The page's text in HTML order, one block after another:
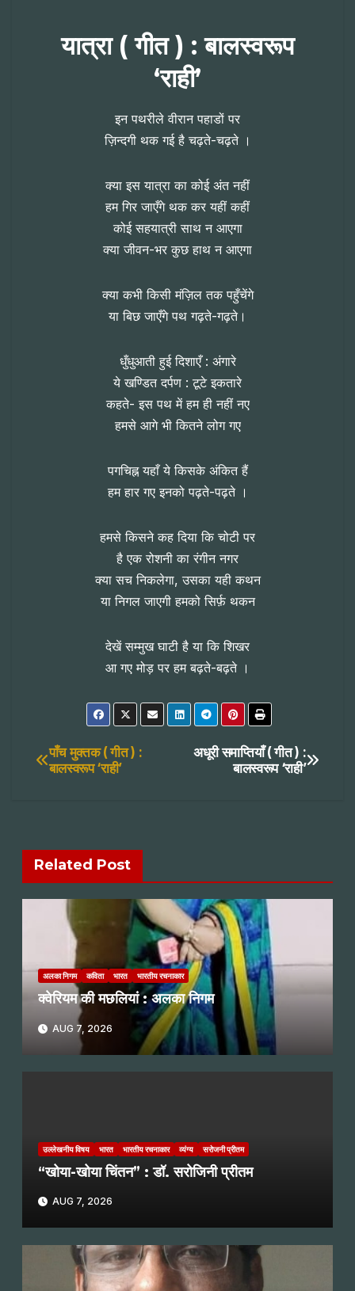
यात्रा ( गीत ) : बालस्वरूप
‘राही’
इन पथरीले वीरान पहाडों पर
ज़िन्दगी थक गई है चढ़ते-चढ़ते ।
क्या इस यात्रा का कोई अंत नहीं
हम गिर जाएँगे थक कर यहीं कहीं
कोई सहयात्री साथ न आएगा
क्या जीवन-भर कुछ हाथ न आएगा
क्या कभी किसी मंज़िल तक पहुँचेंगे
या बिछ जाएँगे पथ गढ़ते-गढ़ते।
धुँधुआती हुई दिशाएँ : अंगारे
ये खण्डित दर्पण : टूटे इकतारे
कहते- इस पथ में हम ही नहीं नए
हमसे आगे भी कितने लोग गए
पगचिह्न यहाँ ये किसके अंकित हैं
हम हार गए इनको पढ़ते-पढ़ते ।
हमसे किसने कह दिया कि चोटी पर
है एक रोशनी का रंगीन नगर
क्या सच निकलेगा, उसका यही कथन
या निगल जाएगी हमको सिर्फ़ थकन
देखें सम्मुख घाटी है या कि शिखर
आ गए मोड़ पर हम बढ़ते-बढ़ते ।
Post
अधूरी समाप्तियाँ ( गीत ) :
बालस्वरूप ‘राही’
पाँच मुक्तक ( गीत ) :
बालस्वरूप ‘राही’
Related Post
अलका निगम कविता भारत भारतीय रचनाकार
क्वेरियम की मछलियां : अलका निगम
AUG 7, 2026
उल्लेखनीय विषय भारत भारतीय रचनाकार व्यंग्य सरोजनी प्रीतम
“खोया-खोया चिंतन” : डॉ. सरोजिनी प्रीतम
AUG 7, 2026